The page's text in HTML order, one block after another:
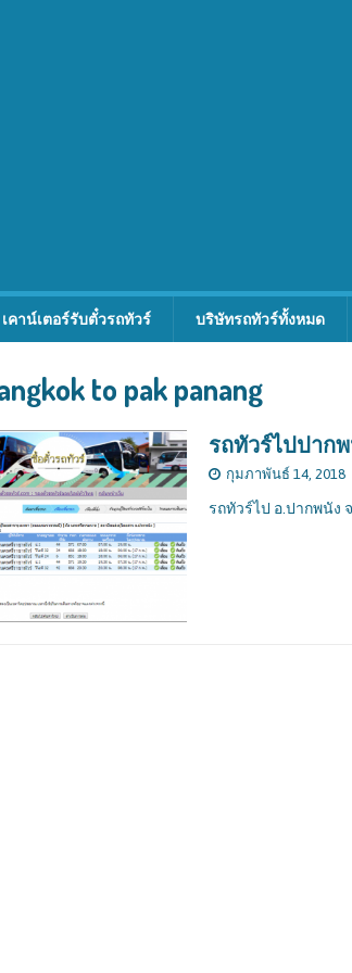
เคาน์เตอร์รับตั๋วรถทัวร์ บริษัทรถทัวร์ทั้งหมด
to pak panang
รถทัวร์ไปปาก
กุมภาพันธ์ 14, 2018
รถทัวร์ไป อ.ปากพนัง